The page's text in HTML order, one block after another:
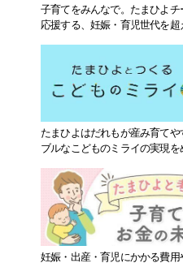
子育てをみんなで。たまひよ
応援する、妊娠・育児世代を
たまひよはだれもが産み育て
ブルなこどものミライの実現
妊娠・出産・育児にかかる費